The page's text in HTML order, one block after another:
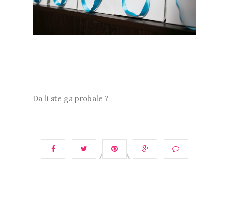
Da li ste ga probale ?